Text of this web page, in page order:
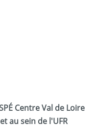
Centre Val de Loire
au sein de l'UFR